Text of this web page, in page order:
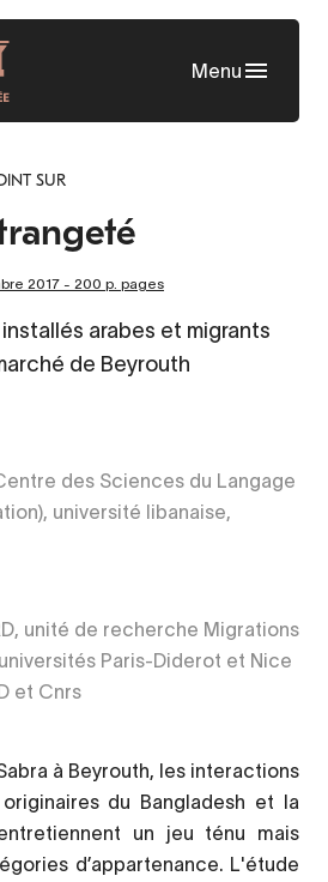
Menu
SUR
2017 - 200 p. pages
arabes et migrants
de Beyrouth
des Sciences du Langage
université libanaise,
unité de recherche Migrations
Paris-Diderot et Nice
et Cnrs
à Beyrouth, les interactions
du Bangladesh et la
un jeu ténu mais
d’appartenance. L'étude